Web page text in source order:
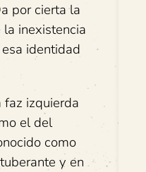
por cierta la
inexistencia
identidad
izquierda
el del
como
y en